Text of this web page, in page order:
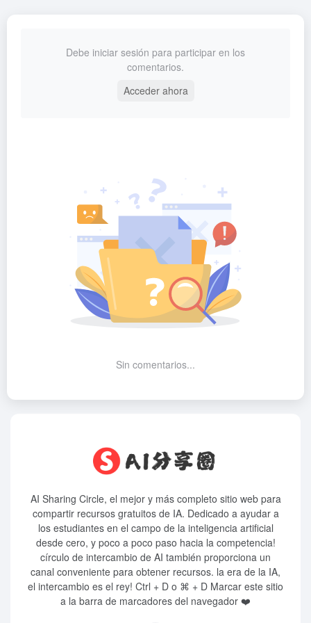
Debe iniciar sesión para participar en los
comentarios.
Acceder ahora
Sin comentarios...
AI Sharing Circle, el mejor y más completo sitio web para
compartir recursos gratuitos de IA. Dedicado a ayudar a
los estudiantes en el campo de la inteligencia artificial
desde cero, y poco a poco paso hacia la competencia!
círculo de intercambio de AI también proporciona un
canal conveniente para obtener recursos. la era de la IA,
el intercambio es el rey! Ctrl + D o ⌘ + D Marcar este sitio
a la barra de marcadores del navegador ❤️